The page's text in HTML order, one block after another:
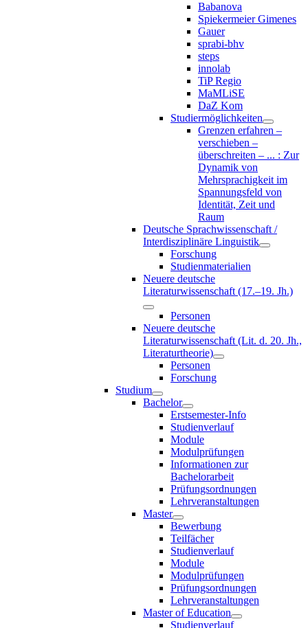
Babanova
Spiekermeier Gimenes
Gauer
sprabi-bhv
steps
innolab
TiP Regio
MaMLiSE
DaZ Kom
Studiermöglichkeiten
Grenzen erfahren –
verschieben –
überschreiten – ... : Zur
Dynamik von
Mehrsprachigkeit im
Spannungsfeld von
Identität, Zeit und
Raum
Deutsche Sprachwissenschaft /
Interdisziplinäre Linguistik
Forschung
Studienmaterialien
Neuere deutsche
Literaturwissenschaft (17.–19. Jh.)
Personen
Neuere deutsche
Literaturwissenschaft (Lit. d. 20. Jh.,
Literaturtheorie)
Personen
Forschung
Studium
Bachelor
Erstsemester-Info
Studienverlauf
Module
Modulprüfungen
Informationen zur
Bachelorarbeit
Prüfungsordnungen
Lehrveranstaltungen
Master
Bewerbung
Teilfächer
Studienverlauf
Module
Modulprüfungen
Prüfungsordnungen
Lehrveranstaltungen
Master of Education
Studienverlauf